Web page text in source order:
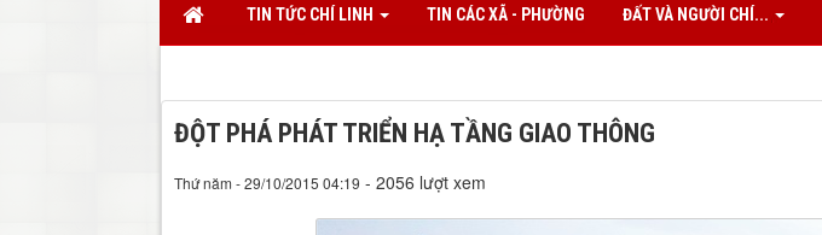
TIN TỨC CHÍ LINH TIN CÁC XÃ - PHƯỜNG ĐẤT VÀ NGƯỜI CHÍ...
ĐỘT PHÁ PHÁT TRIỂN HẠ TẦNG GIAO THÔNG
Thứ năm - 29/10/2015 04:19 - 2056 lượt xem